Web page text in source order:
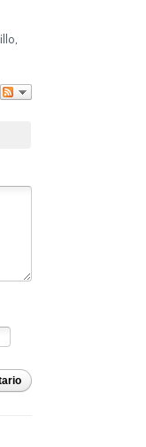
,